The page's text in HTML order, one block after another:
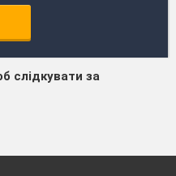
слідкувати за